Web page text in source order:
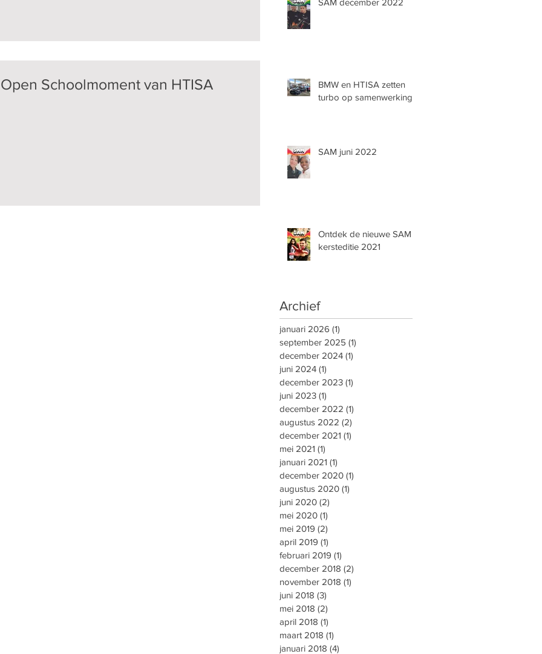
Schoolmoment van HTISA
BMW en HTISA zetten
turbo op samenwerking
SAM juni 2022
Ontdek de nieuwe SAM
kersteditie 2021
Archief
januari 2026 (1)
september 2025 (1)
december 2024 (1)
juni 2024 (1)
december 2023 (1)
juni 2023 (1)
december 2022 (1)
augustus 2022 (2)
december 2021 (1)
mei 2021 (1)
januari 2021 (1)
december 2020 (1)
augustus 2020 (1)
juni 2020 (2)
mei 2020 (1)
mei 2019 (2)
april 2019 (1)
februari 2019 (1)
december 2018 (2)
november 2018 (1)
juni 2018 (3)
mei 2018 (2)
april 2018 (1)
maart 2018 (1)
januari 2018 (4)